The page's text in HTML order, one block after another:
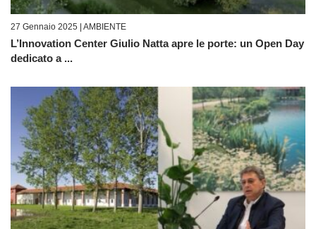
27 Gennaio 2025 | AMBIENTE
L’Innovation Center Giulio Natta apre le porte: un Open Day
dedicato a ...